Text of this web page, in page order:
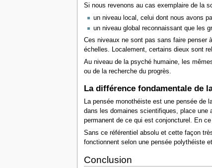
Si nous revenons au cas exemplaire de la
un niveau local, celui dont nous avons
un niveau global reconnaissant que les
Ces niveaux ne sont pas sans faire penser
échelles. Localement, certains dieux sont
Au niveau de la psyché humaine, les
ou de la recherche du progrès.
La différence fondamentale de
La pensée monothéiste est une pensée
dans les domaines scientifiques, place une
permanent de ce qui est conjoncturel. En
Sans ce référentiel absolu et cette façon
fonctionnent selon une pensée polythéiste
Conclusion